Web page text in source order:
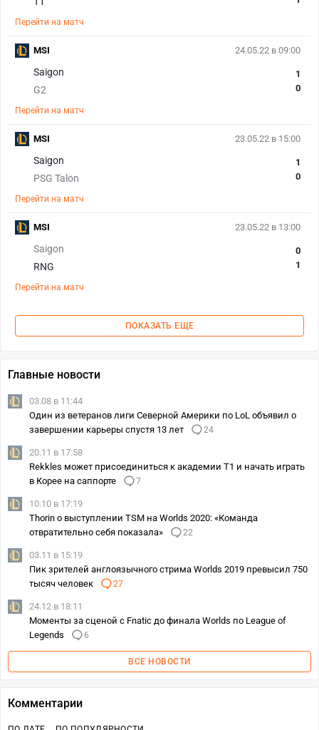
Перейти на матч
24.05.22 в 09:00
Saigon
G2
1
0
Перейти на матч
MSI
23.05.22 в 15:00
Saigon
PSG Talon
1
0
Перейти на матч
MSI
23.05.22 в 13:00
Saigon
RNG
0
1
Перейти на матч
MSI
ПОКАЗАТЬ ЕЩЕ
Главные новости
03.08 в 11:44
Один из ветеранов лиги Северной Америки по LoL объявил о
завершении карьеры спустя 13 лет
24
20.11 в 17:58
Rekkles может присоединиться к академии T1 и начать играть
в Корее на саппорте
7
10.10 в 17:19
Thorin о выступлении TSM на Worlds 2020: «Команда
отвратительно себя показала»
22
03.11 в 15:19
Пик зрителей англоязычного стрима Worlds 2019 превысил 750
тысяч человек
27
24.12 в 18:11
Моменты за сценой с Fnatic до финала Worlds по League of
Legends
6
ВСЕ НОВОСТИ
Комментарии